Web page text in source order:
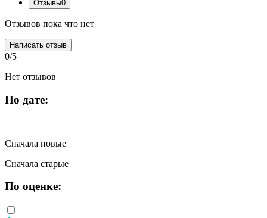
Отзывы0
Отзывов пока что нет
Написать отзыв
0/5
Нет отзывов
По дате:
Сначала новые
Сначала старые
По оценке: